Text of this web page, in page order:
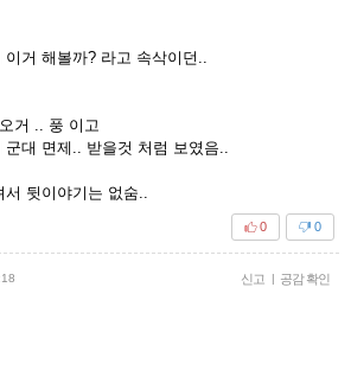
거 해볼까? 라고 속삭이던..
거 .. 풍 이고
대 면제.. 받을것 처럼 보였음..
뒷이야기는 없숨..
0
0
신고 | 공감 확인